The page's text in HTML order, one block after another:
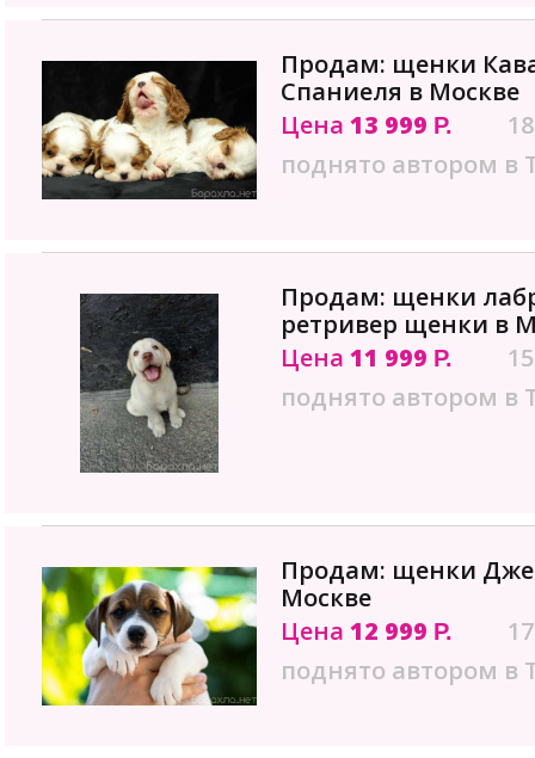
Продам: щенки
Спаниеля в Москве
Цена 13 999 Р.
поднято автором в
Продам: щенки
ретривер щенки в
Цена 11 999 Р.
поднято автором в
Продам: щенки
Москве
Цена 12 999 Р.
поднято автором в